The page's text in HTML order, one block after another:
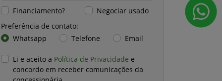
Financiamento?
Negociar usado
Preferência de contato:
Whatsapp
Telefone Email
Li e aceito a Política de Privacidade e
concordo em receber comunicações da